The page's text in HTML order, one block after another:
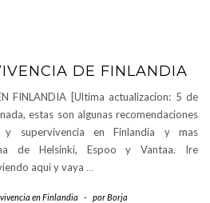
DE FINLANDIA
FINLANDIA [Ultima actualizacion: 5 de
estas son algunas recomendaciones
supervivencia en Finlandia y mas
de Helsinki, Espoo y Vantaa. Ire
aqui y vaya …
en Finlandia - porBorja